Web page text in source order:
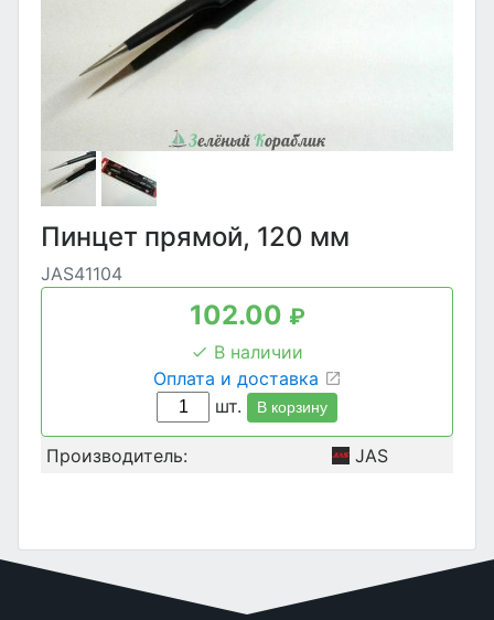
Пинцет прямой, 120 мм
JAS41104
102.00 ₽
В наличии
Оплата и доставка
шт.
В корзину
Производитель: JAS